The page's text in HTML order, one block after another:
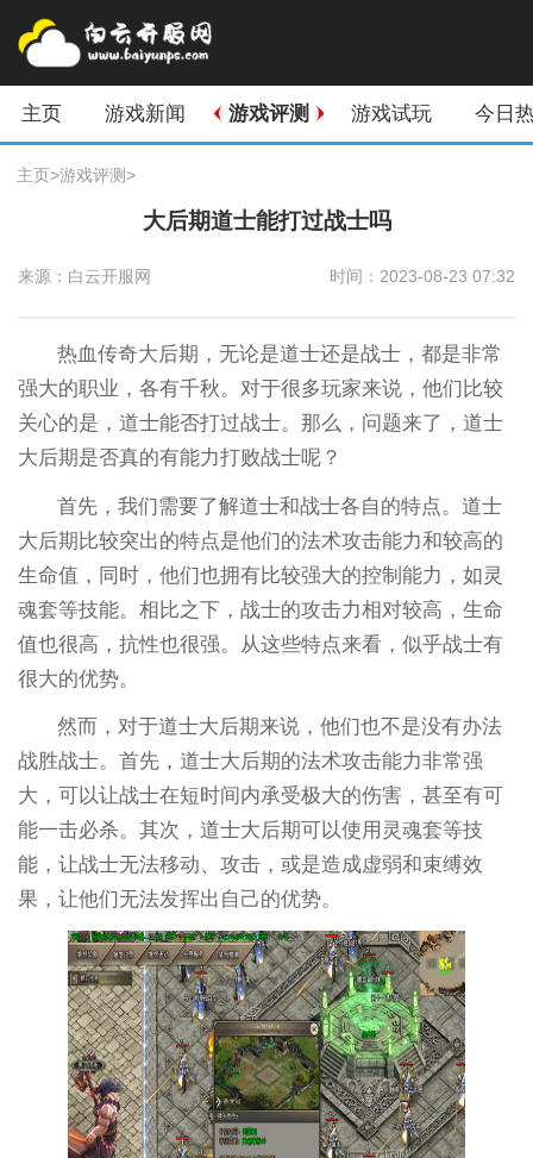
主页 游戏新闻 游戏评测 游戏试玩 今日
主页>游戏评测>
大后期道士能打过战士吗
来源：白云开服网 时间：2023-08-23 07:32
热血传奇大后期，无论是道士还是战士，都是非常
强大的职业，各有千秋。对于很多玩家来说，他们比较
关心的是，道士能否打过战士。那么，问题来了，道士
大后期是否真的有能力打败战士呢？
首先，我们需要了解道士和战士各自的特点。道士
大后期比较突出的特点是他们的法术攻击能力和较高的
生命值，同时，他们也拥有比较强大的控制能力，如灵
魂套等技能。相比之下，战士的攻击力相对较高，生命
值也很高，抗性也很强。从这些特点来看，似乎战士有
很大的优势。
然而，对于道士大后期来说，他们也不是没有办法
战胜战士。首先，道士大后期的法术攻击能力非常强
大，可以让战士在短时间内承受极大的伤害，甚至有可
能一击必杀。其次，道士大后期可以使用灵魂套等技
能，让战士无法移动、攻击，或是造成虚弱和束缚效
果，让他们无法发挥出自己的优势。